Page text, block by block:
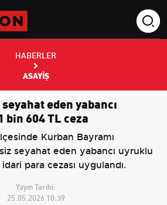
HABERLER
ASAYIŞ
eden yabancı
604 TL ceza
Kurban Bayramı
seyahat eden yabancı uyruklu
para cezası uygulandı.
Yayın Tarihi:
25.05.2026 10:39